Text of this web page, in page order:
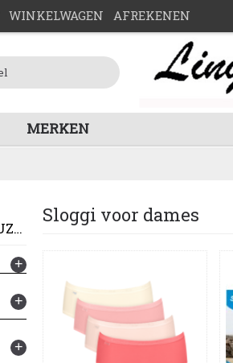
WINKELWAGEN AFREKENEN
MERKEN
MAAK HIER UW KEUZE :
+
+
+
Sloggi voor dames